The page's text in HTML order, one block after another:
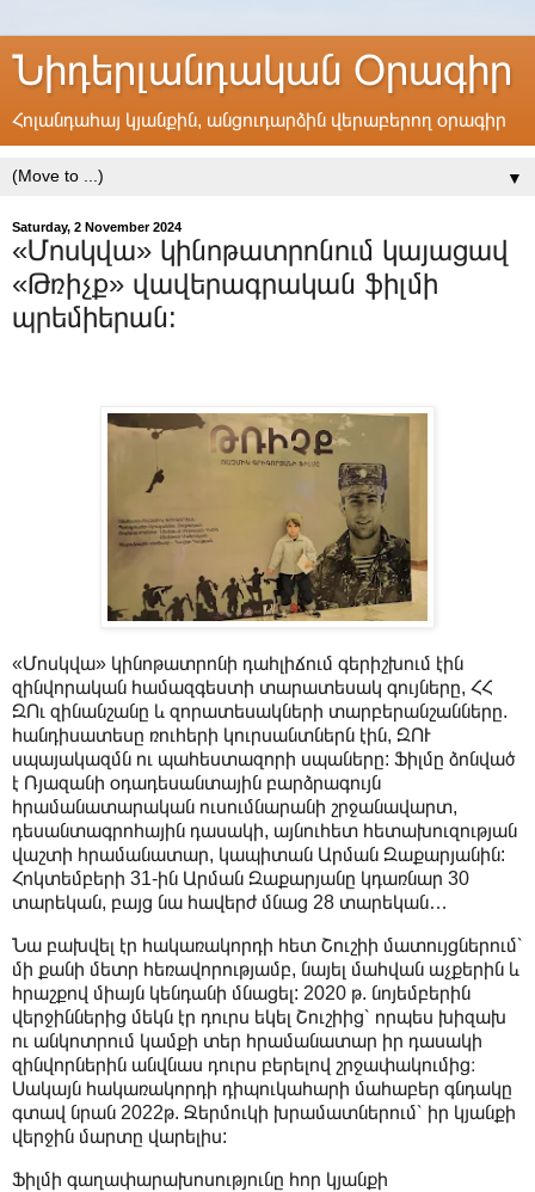
Նիդերլանդական Օրագիր
Հոլանդահայ կյանքին, անցուդարձին վերաբերող օրագիր
▼
Saturday, 2 November 2024
«Մոսկվա» կինոթատրոնում կայացավ
«Թռիչք» վավերագրական ֆիլմի
պրեմիերան:
«Մոսկվա» կինոթատրոնի դահլիճում գերիշխում էին
զինվորական համազգեստի տարատեսակ գույները, ՀՀ
ԶՈւ զինանշանը և զորատեսակների տարբերանշանները.
հանդիսատեսը ռուհերի կուրսանտներն էին, ԶՈՒ
սպայակազմն ու պահեստազորի սպաները: Ֆիլմը ձոնված
է Ռյազանի օդադեսանտային բարձրագույն
հրամանատարական ուսումնարանի շրջանավարտ,
դեսանտագրոհային դասակի, այնուհետ հետախուզության
վաշտի հրամանատար, կապիտան Արման Զաքարյանին:
Հոկտեմբերի 31-ին Արման Զաքարյանը կդառնար 30
տարեկան, բայց նա հավերժ մնաց 28 տարեկան…
Նա բախվել էր հակառակորդի հետ Շուշիի մատույցներում՝
մի քանի մետր հեռավորությամբ, նայել մահվան աչքերին և
հրաշքով միայն կենդանի մնացել: 2020 թ. նոյեմբերին
վերջիններից մեկն էր դուրս եկել Շուշիից՝ որպես խիզախ
ու անկոտրում կամքի տեր հրամանատար իր դասակի
զինվորներին անվնաս դուրս բերելով շրջափակումից։
Սակայն հակառակորդի դիպուկահարի մահաբեր գնդակը
գտավ նրան 2022թ. Ջերմուկի խրամատներում՝ իր կյանքի
վերջին մարտը վարելիս:
Ֆիլմի գաղափարախոսությունը հոր կյանքի